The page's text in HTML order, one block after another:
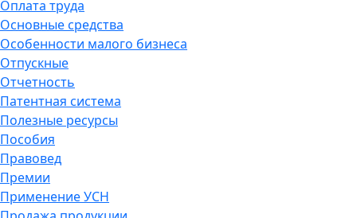
Оплата труда
Основные средства
Особенности малого бизнеса
Отпускные
Отчетность
Патентная система
Полезные ресурсы
Пособия
Правовед
Премии
Применение УСН